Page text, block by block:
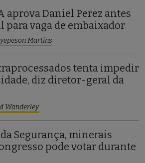
aprova Daniel Perez antes
para vaga de embaixador
Martins
tenta impedir
diz diretor-geral da
Wanderley
da Segurança, minerais
pode votar durante